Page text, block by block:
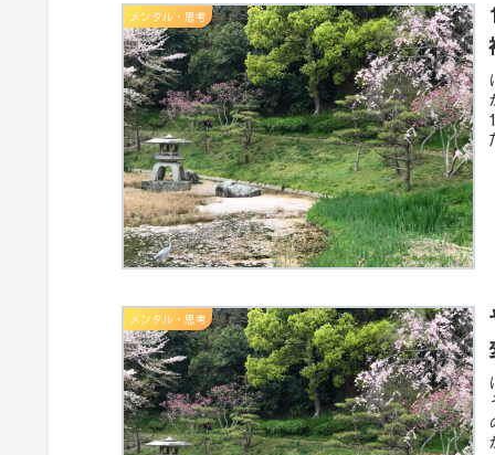
メンタル・思考
メンタル・思考